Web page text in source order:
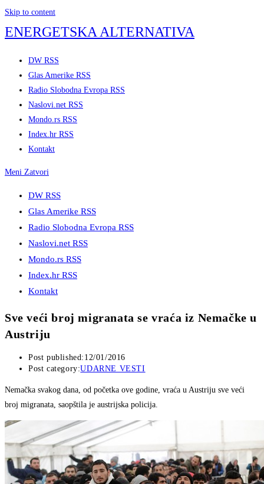
Skip to content
ENERGETSKA ALTERNATIVA
DW RSS
Glas Amerike RSS
Radio Slobodna Evropa RSS
Naslovi.net RSS
Mondo.rs RSS
Index.hr RSS
Kontakt
Meni Zatvori
DW RSS
Glas Amerike RSS
Radio Slobodna Evropa RSS
Naslovi.net RSS
Mondo.rs RSS
Index.hr RSS
Kontakt
Sve veći broj migranata se vraća iz Nemačke u
Austriju
Post published: 12/01/2016
Post category:UDARNE VESTI
Nemačka svakog dana, od početka ove godine, vraća u Austriju sve veći
broj migranata, saopštila je austrijska policija.